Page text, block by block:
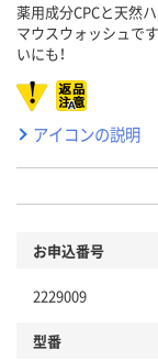
薬用成分CPCと天然
マウスウォッシュで
いにも！
アイコンの説明
お申込番号
2229009
型番